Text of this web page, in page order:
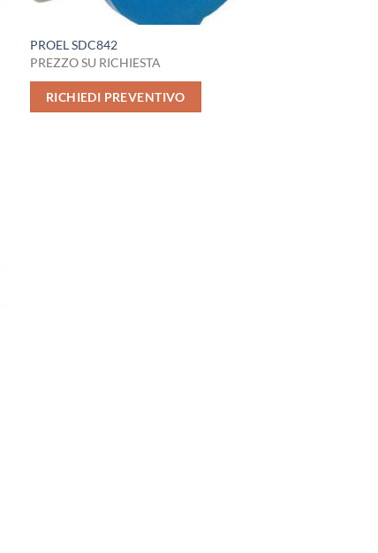
PROEL SDC842
PREZZO SU RICHIESTA
RICHIEDI PREVENTIVO